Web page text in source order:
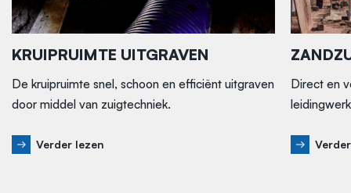
KRUIPRUIMTE UITGRAVEN
De kruipruimte snel, schoon en efficiënt uitgraven
door middel van zuigtechniek.
Verder lezen
Direct en